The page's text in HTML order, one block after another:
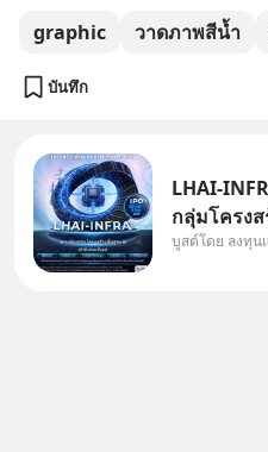
graphic วาดภาพสีน้ำ
บันทึก
LHAI-
กลุ่มโครง
งบลงทุนครั้
บูสต์โดย ลงทุน